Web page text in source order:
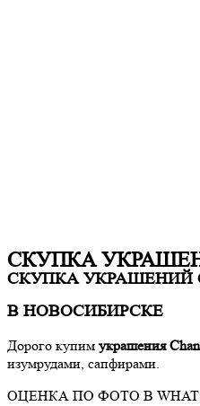
СКУПКА
СКУПКА УКРАШЕНИЙ
В НОВОСИБИРСКЕ
Дорого купим украшения
изумрудами, сапфирами.
ОЦЕНКА ПО ФОТО В